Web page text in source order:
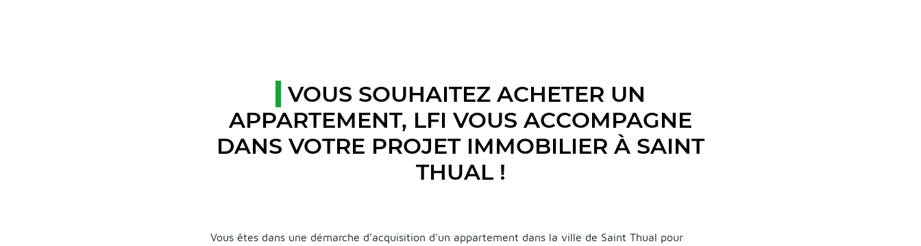
VOUS SOUHAITEZ ACHETER UN
APPARTEMENT, LFI VOUS ACCOMPAGNE
DANS VOTRE PROJET IMMOBILIER À SAINT
THUAL !
Vous êtes dans une démarche d’acquisition d’un appartement dans la ville de Saint Thual pour